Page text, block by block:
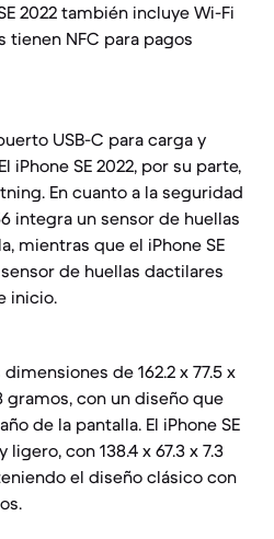
2022 también incluye Wi-Fi
tienen NFC para pagos
USB-C para carga y
iPhone SE 2022, por su parte,
En cuanto a la seguridad
integra un sensor de huellas
mientras que el iPhone SE
de huellas dactilares
inicio.
de 162.2 x 77.5 x
gramos, con un diseño que
de la pantalla. El iPhone SE
con 138.4 x 67.3 x 7.3
el diseño clásico con